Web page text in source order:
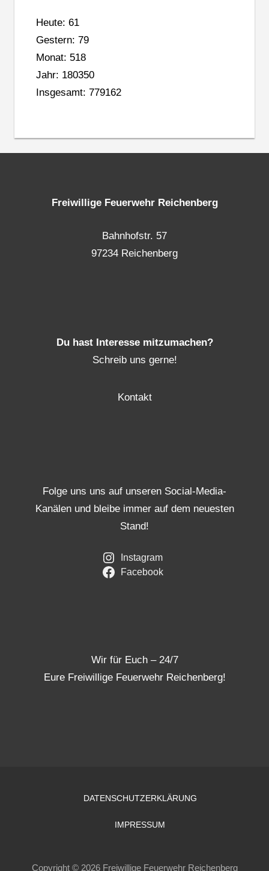
Heute: 61
Gestern: 79
Monat: 518
Jahr: 180350
Insgesamt: 779162
Freiwillige Feuerwehr Reichenberg
Bahnhofstr. 57
97234 Reichenberg
Du hast Interesse mitzumachen?
Schreib uns gerne!
Kontakt
Folge uns uns auf unseren Social-Media-
Kanälen und bleibe immer auf dem neuesten
Stand!
Instagram
Facebook
Wir für Euch – 24/7
Eure Freiwillige Feuerwehr Reichenberg!
DATENSCHUTZERKLÄRUNG
IMPRESSUM
Copyright © 2026 Freiwillige Feuerwehr Reichenberg